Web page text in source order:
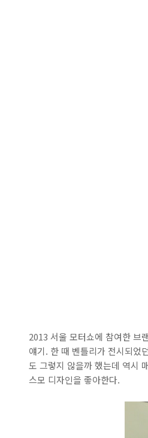
2013 서울 모터쇼에 참여한 브
얘기. 한 때 벤틀리가 전시되었
도 그렇지 않을까 했는데 역시
스모 디자인을 좋아한다.